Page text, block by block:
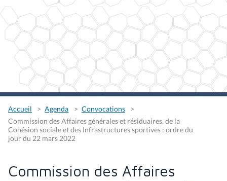
Accueil Agenda
Convocations
Commission des Affaires générales et résiduaires, de la
Cohésion sociale et des Infrastructures sportives : ordre du
jour du 22 mars 2022
Commission des Affaires